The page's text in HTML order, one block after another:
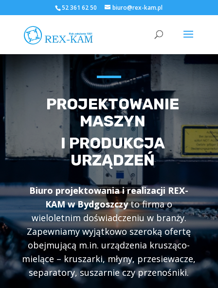
52 361 62 50 biuro@rex-kam.pl
PROJEKTOWANIE
MASZYN
I PRODUKCJA
URZĄDZEŃ
Biuro projektowania i realizacji REX-
KAM w Bydgoszczyto firma o
wieloletnim doświadczeniu w branży.
Zapewniamy wyjątkowo szeroką ofertę
obejmującą m.in. urządzenia krusząco-
mielące – kruszarki, młyny, przesiewacze,
separatory, suszarnie czy przenośniki.